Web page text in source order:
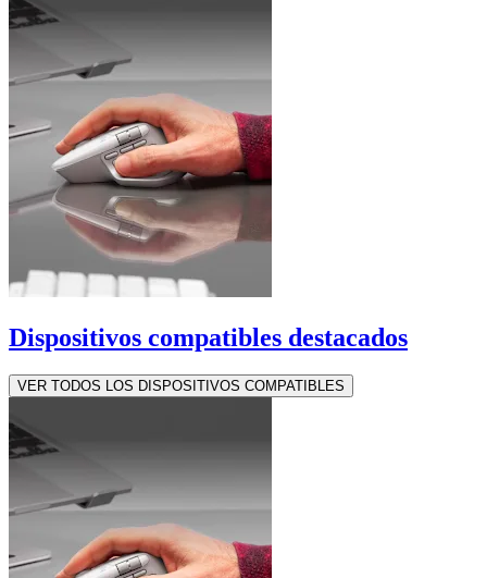
Dispositivos compatibles destacados
VER TODOS LOS DISPOSITIVOS COMPATIBLES